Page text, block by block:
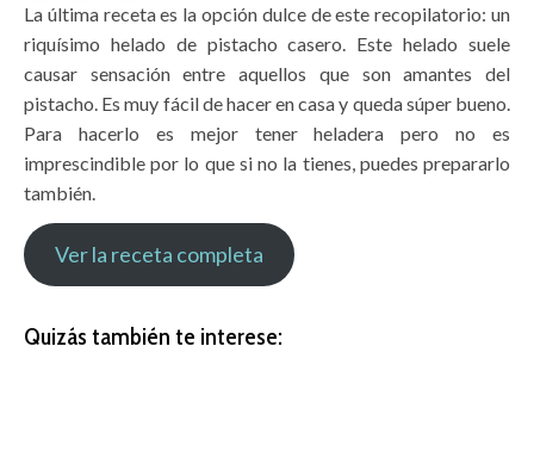
La última receta es la opción dulce de este recopilatorio: un
riquísimo helado de pistacho casero. Este helado suele
causar sensación entre aquellos que son amantes del
pistacho. Es muy fácil de hacer en casa y queda súper bueno.
Para hacerlo es mejor tener heladera pero no es
imprescindible por lo que si no la tienes, puedes prepararlo
también.
Ver la receta completa
Quizás también te interese: